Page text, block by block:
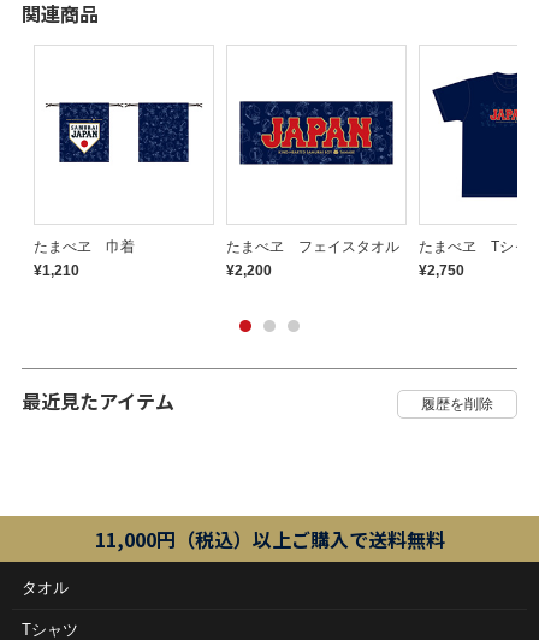
関連商品
たまべヱ 巾着
¥1,210
たまべヱ フェイスタオル
¥2,200
たまべヱ Tシャ
¥2,750
最近見たアイテム
11,000円（税込）以上ご購入で送料無料
タオル
Tシャツ